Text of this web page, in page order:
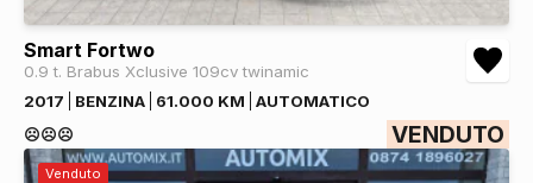
Smart Fortwo
0.9 t. Brabus Xclusive 109cv twinamic
2017
BENZINA 61.000 KM
AUTOMATICO
☹️☹️☹️
VENDUTO
Venduto